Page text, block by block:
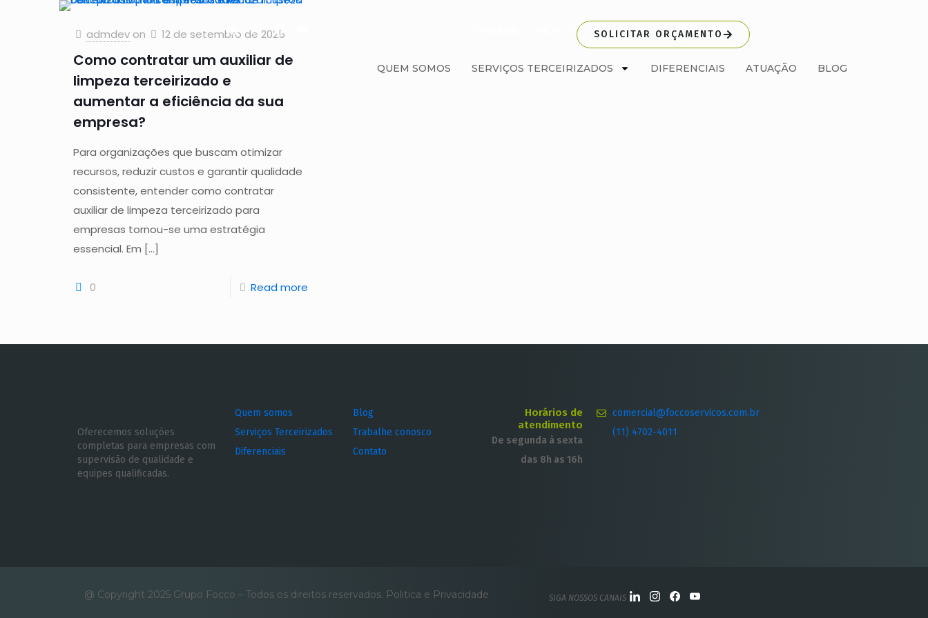
SOLICITAR ORÇAMENTO
QUEM SOMOS SERVIÇOS TERCEIRIZADOS DIFERENCIAIS ATUAÇÃO BLOG
admdev on 12 de setembro de 2025
Como contratar um auxiliar de
limpeza terceirizado e
aumentar a eficiência da sua
empresa?
Para organizações que buscam otimizar
recursos, reduzir custos e garantir qualidade
consistente, entender como contratar
auxiliar de limpeza terceirizado para
empresas tornou-se uma estratégia
essencial. Em […]
0 Read more
Oferecemos soluções
completas para empresas com
supervisão de qualidade e
equipes qualificadas.
Quem somos
Serviços Terceirizados
Diferenciais
Blog
Trabalhe conosco
Contato
Horários de
atendimento
De segunda à sexta
das 8h as 16h
comercial@foccoservicos.com.br
(11) 4702-4011
@ Copyright 2025 Grupo Focco – Todos os direitos reservados. Politica e Privacidade SIGA NOSSOS CANAIS